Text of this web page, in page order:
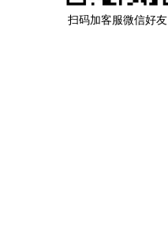
扫码加客服微信好友